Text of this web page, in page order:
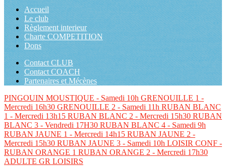
Accueil
Le club
Règlement interieur
Charte COMPETITION
Dons
Contact CLUB
Contact COACH
Partenaires et Mécènes
PINGOUIN MOUSTIQUE - Samedi 10h GRENOUILLE 1 -
Mercredi 16h30 GRENOUILLE 2 - Samedi 11h RUBAN BLANC
1 - Mercredi 13h15 RUBAN BLANC 2 - Mercredi 15h30 RUBAN
BLANC 3 - Vendredi 17H30 RUBAN BLANC 4 - Samedi 9h
RUBAN JAUNE 1 - Mercredi 14h15 RUBAN JAUNE 2 -
Mercredi 15h30 RUBAN JAUNE 3 - Samedi 10h LOISIR CONF -
RUBAN ORANGE 1 RUBAN ORANGE 2 - Mercredi 17h30
ADULTE GR LOISIRS